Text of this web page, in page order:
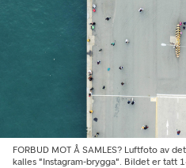
FORBUD MOT Å SAMLES? Luftfoto av
kalles "Instagram-brygga". Bildet er tatt